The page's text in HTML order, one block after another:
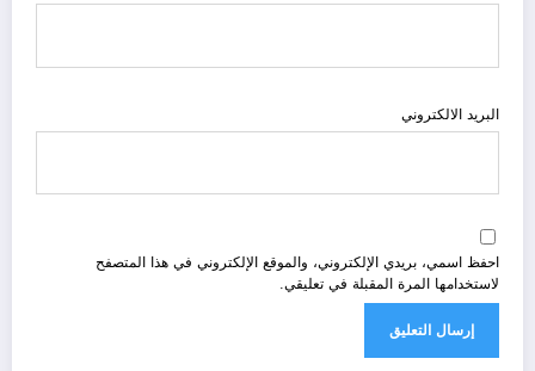
البريد الالكتروني
احفظ اسمي، بريدي الإلكتروني، والموقع الإلكتروني في هذا المتصفح
لاستخدامها المرة المقبلة في تعليقي.